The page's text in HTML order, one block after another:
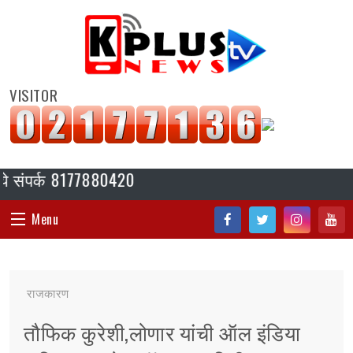
VISITOR
8177880420
Menu
संपादकीय
जॉब/ नोकरी
राजकारण
तौफिक कुरेशी,लोणार यांची ऑल इंडिया